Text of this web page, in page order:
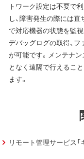
トワーク設定は不要で
し、障害発生の際には
で対応機器の状態を監
デバッグログの取得、
が可能です。メンテナ
となく遠隔で行えるこ
ます。
リモート管理サービス「